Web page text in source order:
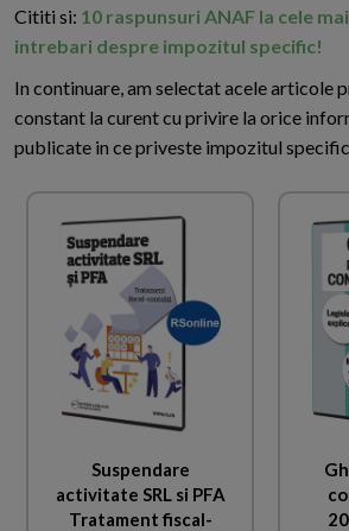
Cititi si: 10 raspunsuri ANAF la cele
intrebari despre impozitul specific!
In continuare, am selectat acele articole
constant la curent cu privire la orice
publicate in ce priveste impozitul
Suspendare
activitate SRL si PFA
Tratament fiscal-